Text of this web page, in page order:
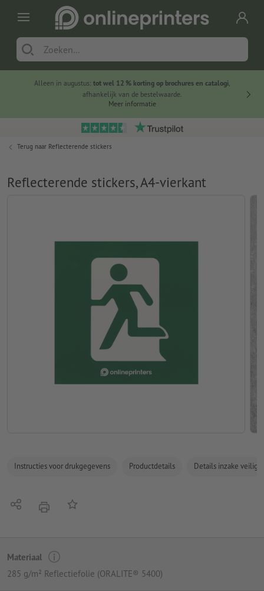
Alleen in augustus: tot wel 12 % korting op brochures en catalogi,
afhankelijk van de bestelwaarde.
Meer informatie
Terug naar Reflecterende stickers
Reflecterende stickers, A4-vierkant
Instructies voor drukgegevens Productdetails Details inzake
Delen afdrukkenOp de lijst
Materiaal
285 g/m² Reflectiefolie (ORALITE® 5400)